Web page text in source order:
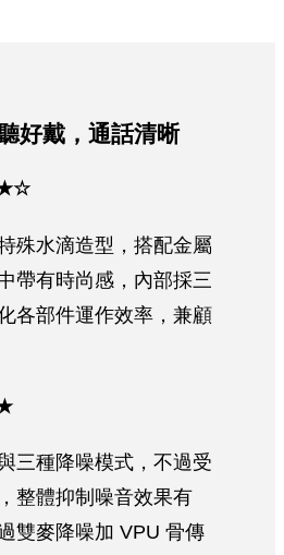
好戴，通話清晰
殊水滴造型，搭配金屬
帶有時尚感，內部採三
各部件運作效率，兼顧
三種降噪模式，不過受
整體抑制噪音效果有
雙麥降噪加 VPU 骨傳